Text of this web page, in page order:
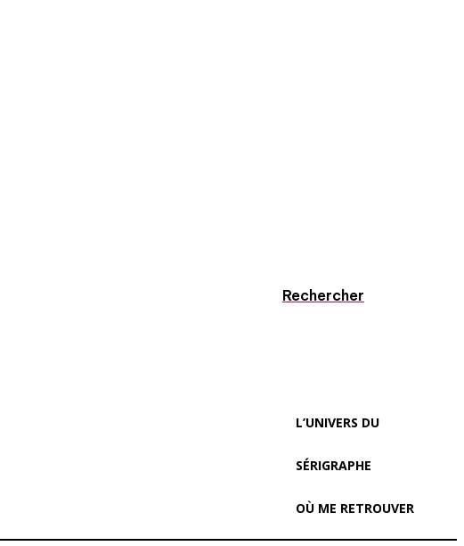
Rechercher
L’UNIVERS DU
SÉRIGRAPHE
OÙ ME RETROUVER